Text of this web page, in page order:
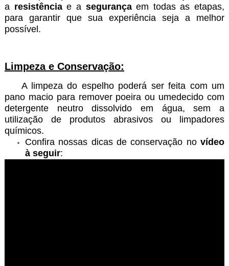
a resistênciae a segurançaem todas as etapas,
para garantir que sua experiência seja a melhor
possível.
Limpeza e Conservação:
A limpeza do espelho poderá ser feita com um
pano macio para remover poeira ou umedecido com
detergente neutro dissolvido em água, sem a
utilização de produtos abrasivos ou limpadores
químicos.
Confira nossas dicas de conservação novídeo
à seguir: